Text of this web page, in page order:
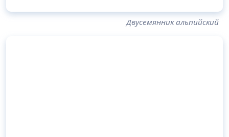
Двусемянник альпийский